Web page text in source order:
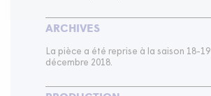
ARCHIVES
La pièce a été reprise à la saison 18-19
décembre 2018.